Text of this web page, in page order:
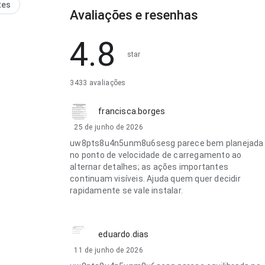
do app. A
Avaliações e resenhas
4.8 star
3433 avaliações
francisca.borges
25 de junho de 2026
uw8pts8u4n5unm8u6sesg parece bem planejada
no ponto de velocidade de carregamento ao
alternar detalhes; as ações importantes
continuam visíveis. Ajuda quem quer decidir
rapidamente se vale instalar.
eduardo.dias
11 de junho de 2026